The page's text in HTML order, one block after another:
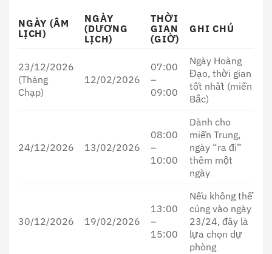
NGÀY (ÂM
LỊCH)
NGÀY
(DƯƠNG
LỊCH)
THỜI
GIAN
(GIỜ)
GHI CHÚ
23/12/2026
(Tháng
Chạp)
12/02/2026
07:00
–
09:00
Ngày Hoàng
Đạo, thời gian
tốt nhất (miền
Bắc)
24/12/2026 13/02/2026
08:00
–
10:00
Dành cho
miền Trung,
ngày “ra đi”
thêm một
ngày
30/12/2026 19/02/2026
13:00
–
15:00
Nếu không thể
cúng vào ngày
23/24, đây là
lựa chọn dự
phòng